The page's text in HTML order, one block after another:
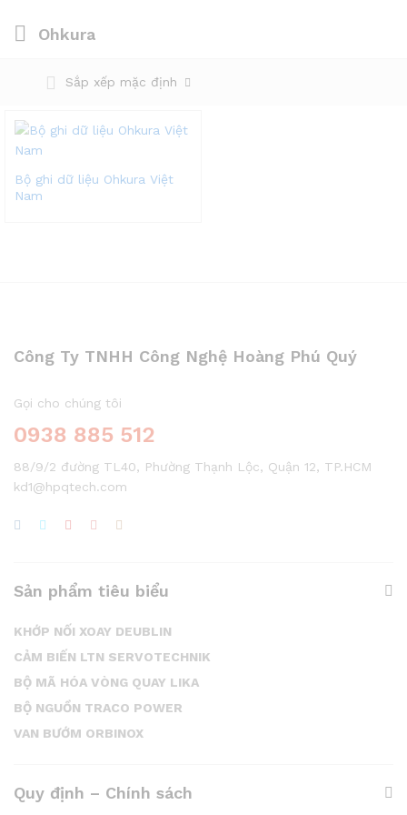
Ohkura
Sắp xếp mặc định
Bộ ghi dữ liệu Ohkura Việt
Nam
Công Ty TNHH Công Nghệ Hoàng Phú Quý
Gọi cho chúng tôi
0938 885 512
88/9/2 đường TL40, Phường Thạnh Lộc, Quận 12, TP.HCM
kd1@hpqtech.com
Sản phẩm tiêu biểu
KHỚP NỐI XOAY DEUBLIN
CẢM BIẾN LTN SERVOTECHNIK
BỘ MÃ HÓA VÒNG QUAY LIKA
BỘ NGUỒN TRACO POWER
VAN BƯỚM ORBINOX
Quy định – Chính sách